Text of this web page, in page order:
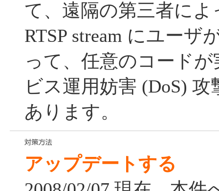
て、遠隔の第三者に
RTSP stream にユーザ
って、任意のコード
ビス運用妨害 (DoS)
あります。
アップデートする